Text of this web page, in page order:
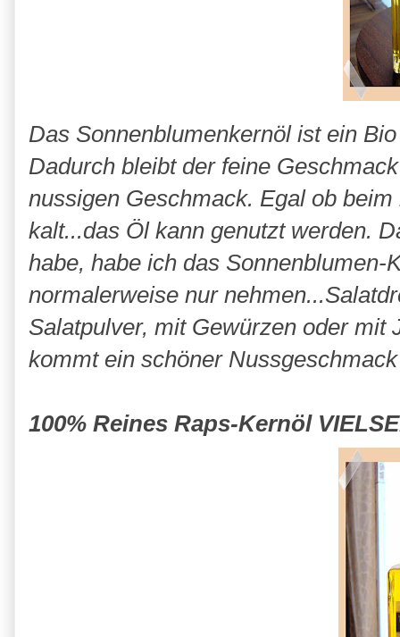
Das Sonnenblumenkernöl ist ein
Dadurch bleibt der feine
nussigen Geschmack. Egal ob
kalt...das Öl kann genutzt werden.
habe, habe ich das
normalerweise nur
Salatpulver, mit Gewürzen oder mit
kommt ein schöner
100% Reines Raps-Kernöl